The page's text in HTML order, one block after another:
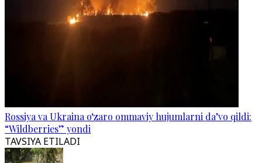
Rossiya va Ukraina o‘zaro ommaviy hujumlarni da’vo qildi:
“Wildberries” yondi
TAVSIYA ETILADI